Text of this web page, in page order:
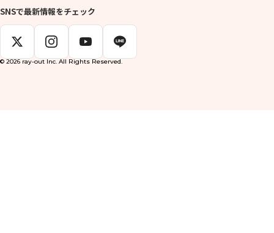
SNSで最新情報をチェック
© 2026 ray-out Inc. All Rights Reserved.